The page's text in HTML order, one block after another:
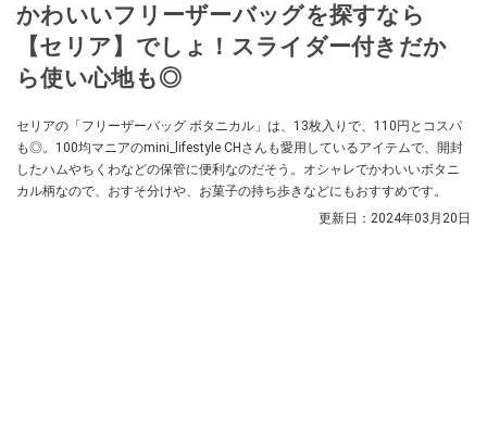
かわいいフリーザーバッグを探すなら
【セリア】でしょ！スライダー付きだか
ら使い心地も◎
セリアの「フリーザーバッグ ボタニカル」は、13枚入りで、110円とコスパ
も◎。100均マニアのmini_lifestyle CHさんも愛用しているアイテムで、開封
したハムやちくわなどの保管に便利なのだそう。オシャレでかわいいボタニ
カル柄なので、おすそ分けや、お菓子の持ち歩きなどにもおすすめです。
更新日： 2024年03月20日